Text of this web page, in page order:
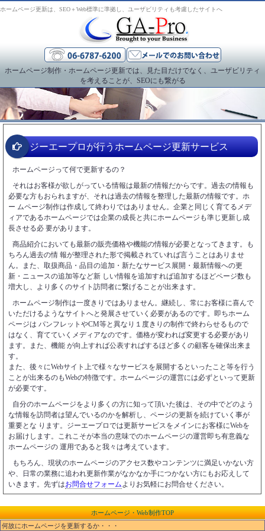
ホームページ更新は、SEO＋Web標準に準拠し、ユーザビリティも考慮したサイトへ
ホームページ制作・ホームページ更新では、見た目だけでなく、ユーザビリティ
を考えることが、SEOにも繋がる
ジーエープロが行うホームページ更新サービス
ホームページって何で更新するの？
それはお客様が欲しがっている情報は最新の情報だからです。過去の情報も
必要な方もおられますが、それは過去の情報を整理した最新の情報です。ホ
ー ムページ制作は作成して終わりではありません。企業と同じく育てるメデ
ィアであるホームページでは企業の成長と共にホームページも準じ更新し成
長させる必 要があります。
商品紹介においても最新の販売価格や機能の情報が必要となってきます。も
ちろん過去の情 報が整理された形で掲載されていれば言うことはありませ
ん。また、取扱商品・品目の追加・新たなサービス展開・最新情報への更
新・ニュースの追加等など新 しい情報を追加すれば追加するほどページ数も
増大し、より多くのサイト訪問者に繋げることが出来ます。
ホームページ制作は一度きりではありません。継続し、常にお客様に喜んで
いただけるようなサイトへと発展させていく必要があるのです。即ちホーム
ページは パンフレットやCM等と異なり１度きりの制作で終わらせるもので
はなく、育てていくメディアなのです。価格が変われば変更する必要があり
ます。また、機能 が向上すれば公表すればするほど多くの顧客を確保出来ま
す。
また、後々にWebサイト上で様々なサービスを展開するといったこと等を行う
ことが出来るのもWebの特徴です。ホームページの運営には必ずといって更新
が必要です。
自分のホームページをより多くの方に知って頂いた後は、その中でどのよう
な情報を訪問者は望んでいるのかを解析し、ページの更新を続けていく事が
重要とな ります。ジーエープロでは更新サービスをメインにお客様にWebを
お届けします。これこそが本当の意味でのホームページの運営即ち有意義な
ホームページの 運用であると我々は考えています。
もちろん、現状のホームページのアクセス数やコンテンツに満足いかない方
や、日常の業務に追われ更新作業がなかなか手につかない方にもお応えして
いきます。先ずはお問合せフォーム よりお気軽にお問合せください。
ホームページ・Web制作TOP
何故にホームページを更新するか・・・